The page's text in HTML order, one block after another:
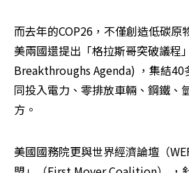
而去年的COP26，不僅創造低碳原
美兩國還提出「格拉斯哥突破議程
Breakthroughs Agenda) ，集結40
同投入電力、零排放車輛、鋼鐵、
方。
美國國務院更與世界經濟論壇（